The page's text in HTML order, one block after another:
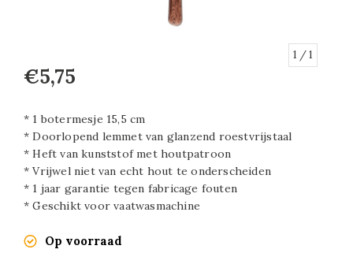
1 / 1
€5,75
* 1 botermesje 15,5 cm
* Doorlopend lemmet van glanzend roestvrijstaal
* Heft van kunststof met houtpatroon
* Vrijwel niet van echt hout te onderscheiden
* 1 jaar garantie tegen fabricage fouten
* Geschikt voor vaatwasmachine
Op voorraad